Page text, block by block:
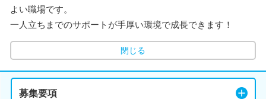
よい職場です。
一人立ちまでのサポートが手厚い環境で成長できます！
閉じる
募集要項